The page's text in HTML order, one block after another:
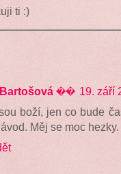
ti :)
�� 19. září
boží, jen co bude
Měj se moc